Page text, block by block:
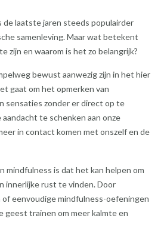
de laatste jaren steeds populairder
samenleving. Maar wat betekent
zijn en waarom is het zo belangrijk?
bewust aanwezig zijn in het hier
gaat om het opmerken van
sensaties zonder er direct op te
te schenken aan onze
in contact komen met onszelf en de
mindfulness is dat het kan helpen om
innerlijke rust te vinden. Door
eenvoudige mindfulness-oefeningen
geest trainen om meer kalmte en